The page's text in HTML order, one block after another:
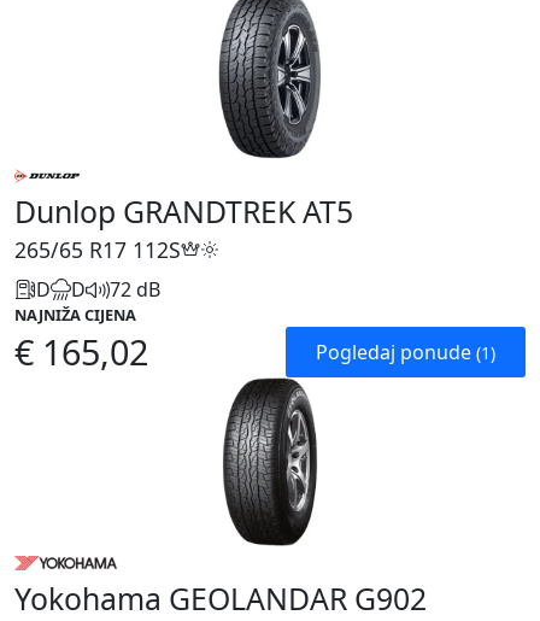
Dunlop GRANDTREK AT5
265/65 R17 112S
D D 72 dB
NAJNIŽA CIJENA
€ 165,02 Pogledaj ponude (1)
Yokohama GEOLANDAR G902